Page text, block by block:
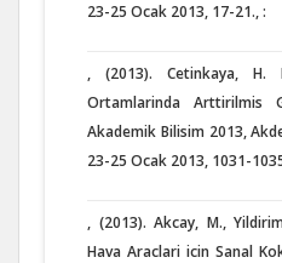
23-25 Ocak 2013, 17-21., :
, (2013). Cetinkaya, H.
Ortamlarinda Arttirilmis
Akademik Bilisim 2013,
23-25 Ocak 2013, 1031-
, (2013). Akcay, M.,
Hava Araclari icin Sanal